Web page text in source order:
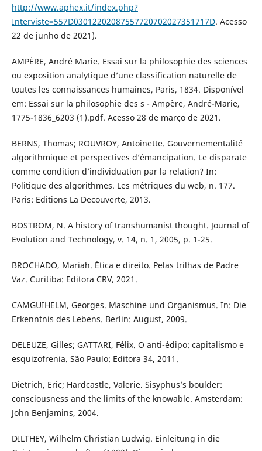
http://www.aphex.it/index.php?
Interviste=557D03012202087557720702027351717D. Acesso
22 de junho de 2021).
AMPÈRE, André Marie. Essai sur la philosophie des sciences
ou exposition analytique d’une classification naturelle de
toutes les connaissances humaines, Paris, 1834. Disponível
em: Essai sur la philosophie des s - Ampère, André-Marie,
1775-1836_6203 (1).pdf. Acesso 28 de março de 2021.
BERNS, Thomas; ROUVROY, Antoinette. Gouvernementalité
algorithmique et perspectives d’émancipation. Le disparate
comme condition d’individuation par la relation? In:
Politique des algorithmes. Les métriques du web, n. 177.
Paris: Editions La Decouverte, 2013.
BOSTROM, N. A history of transhumanist thought. Journal of
Evolution and Technology, v. 14, n. 1, 2005, p. 1-25.
BROCHADO, Mariah. Ética e direito. Pelas trilhas de Padre
Vaz. Curitiba: Editora CRV, 2021.
CAMGUIHELM, Georges. Maschine und Organismus. In: Die
Erkenntnis des Lebens. Berlin: August, 2009.
DELEUZE, Gilles; GATTARI, Félix. O anti-édipo: capitalismo e
esquizofrenia. São Paulo: Editora 34, 2011.
Dietrich, Eric; Hardcastle, Valerie. Sisyphus’s boulder:
consciousness and the limits of the knowable. Amsterdam:
John Benjamins, 2004.
DILTHEY, Wilhelm Christian Ludwig. Einleitung in die